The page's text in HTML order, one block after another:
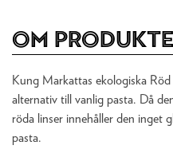
Om
Kung Markattas ekologiska
alternativ till vanlig pasta. Då
röda linser innehåller den inget
pasta.